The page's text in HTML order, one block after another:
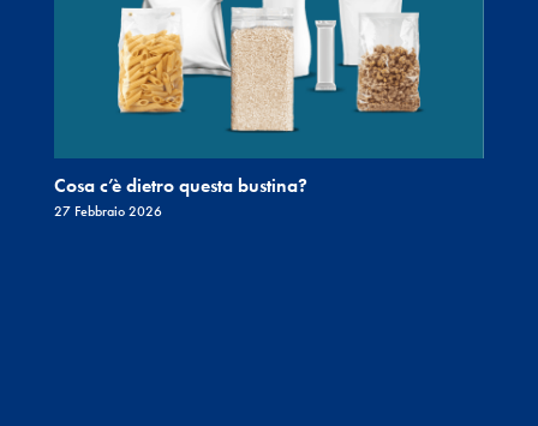
Cosa c’è dietro questa bustina?
27 Febbraio 2026